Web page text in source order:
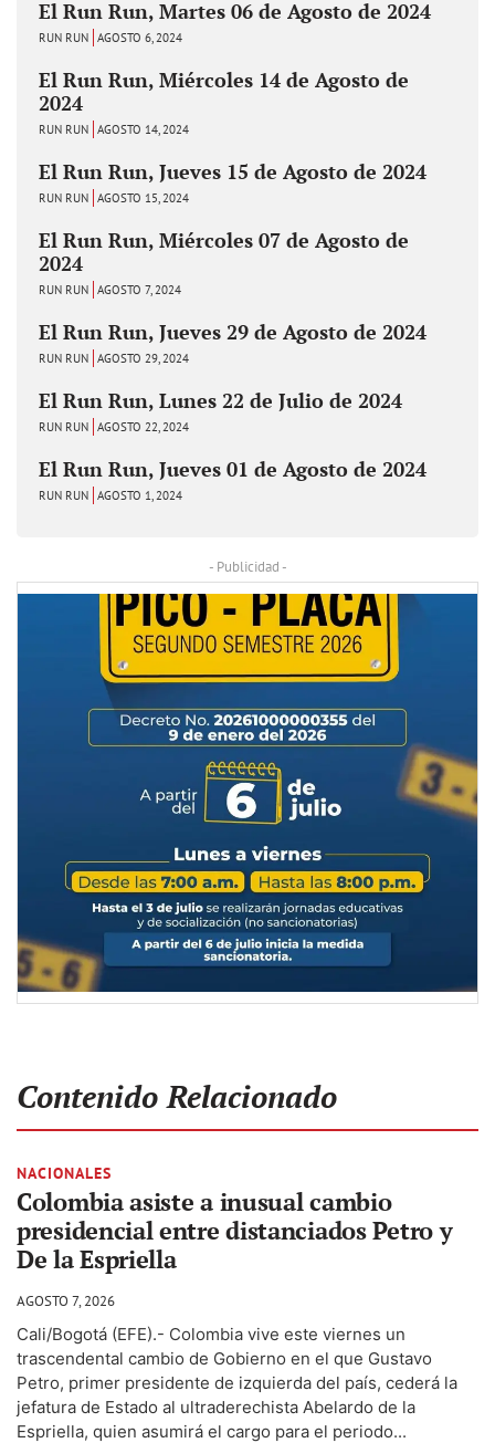
El Run Run, Martes 06 de Agosto de 2024
RUN RUN AGOSTO 6, 2024
El Run Run, Miércoles 14 de Agosto de
2024
RUN RUN AGOSTO 14, 2024
El Run Run, Jueves 15 de Agosto de 2024
RUN RUN AGOSTO 15, 2024
El Run Run, Miércoles 07 de Agosto de
2024
RUN RUN AGOSTO 7, 2024
El Run Run, Jueves 29 de Agosto de 2024
RUN RUN AGOSTO 29, 2024
El Run Run, Lunes 22 de Julio de 2024
RUN RUN AGOSTO 22, 2024
El Run Run, Jueves 01 de Agosto de 2024
RUN RUN AGOSTO 1, 2024
- Publicidad -
Contenido Relacionado
NACIONALES
Colombia asiste a inusual cambio
presidencial entre distanciados Petro y
De la Espriella
AGOSTO 7, 2026
Cali/Bogotá (EFE).- Colombia vive este viernes un
trascendental cambio de Gobierno en el que Gustavo
Petro, primer presidente de izquierda del país, cederá la
jefatura de Estado al ultraderechista Abelardo de la
Espriella, quien asumirá el cargo para el periodo...